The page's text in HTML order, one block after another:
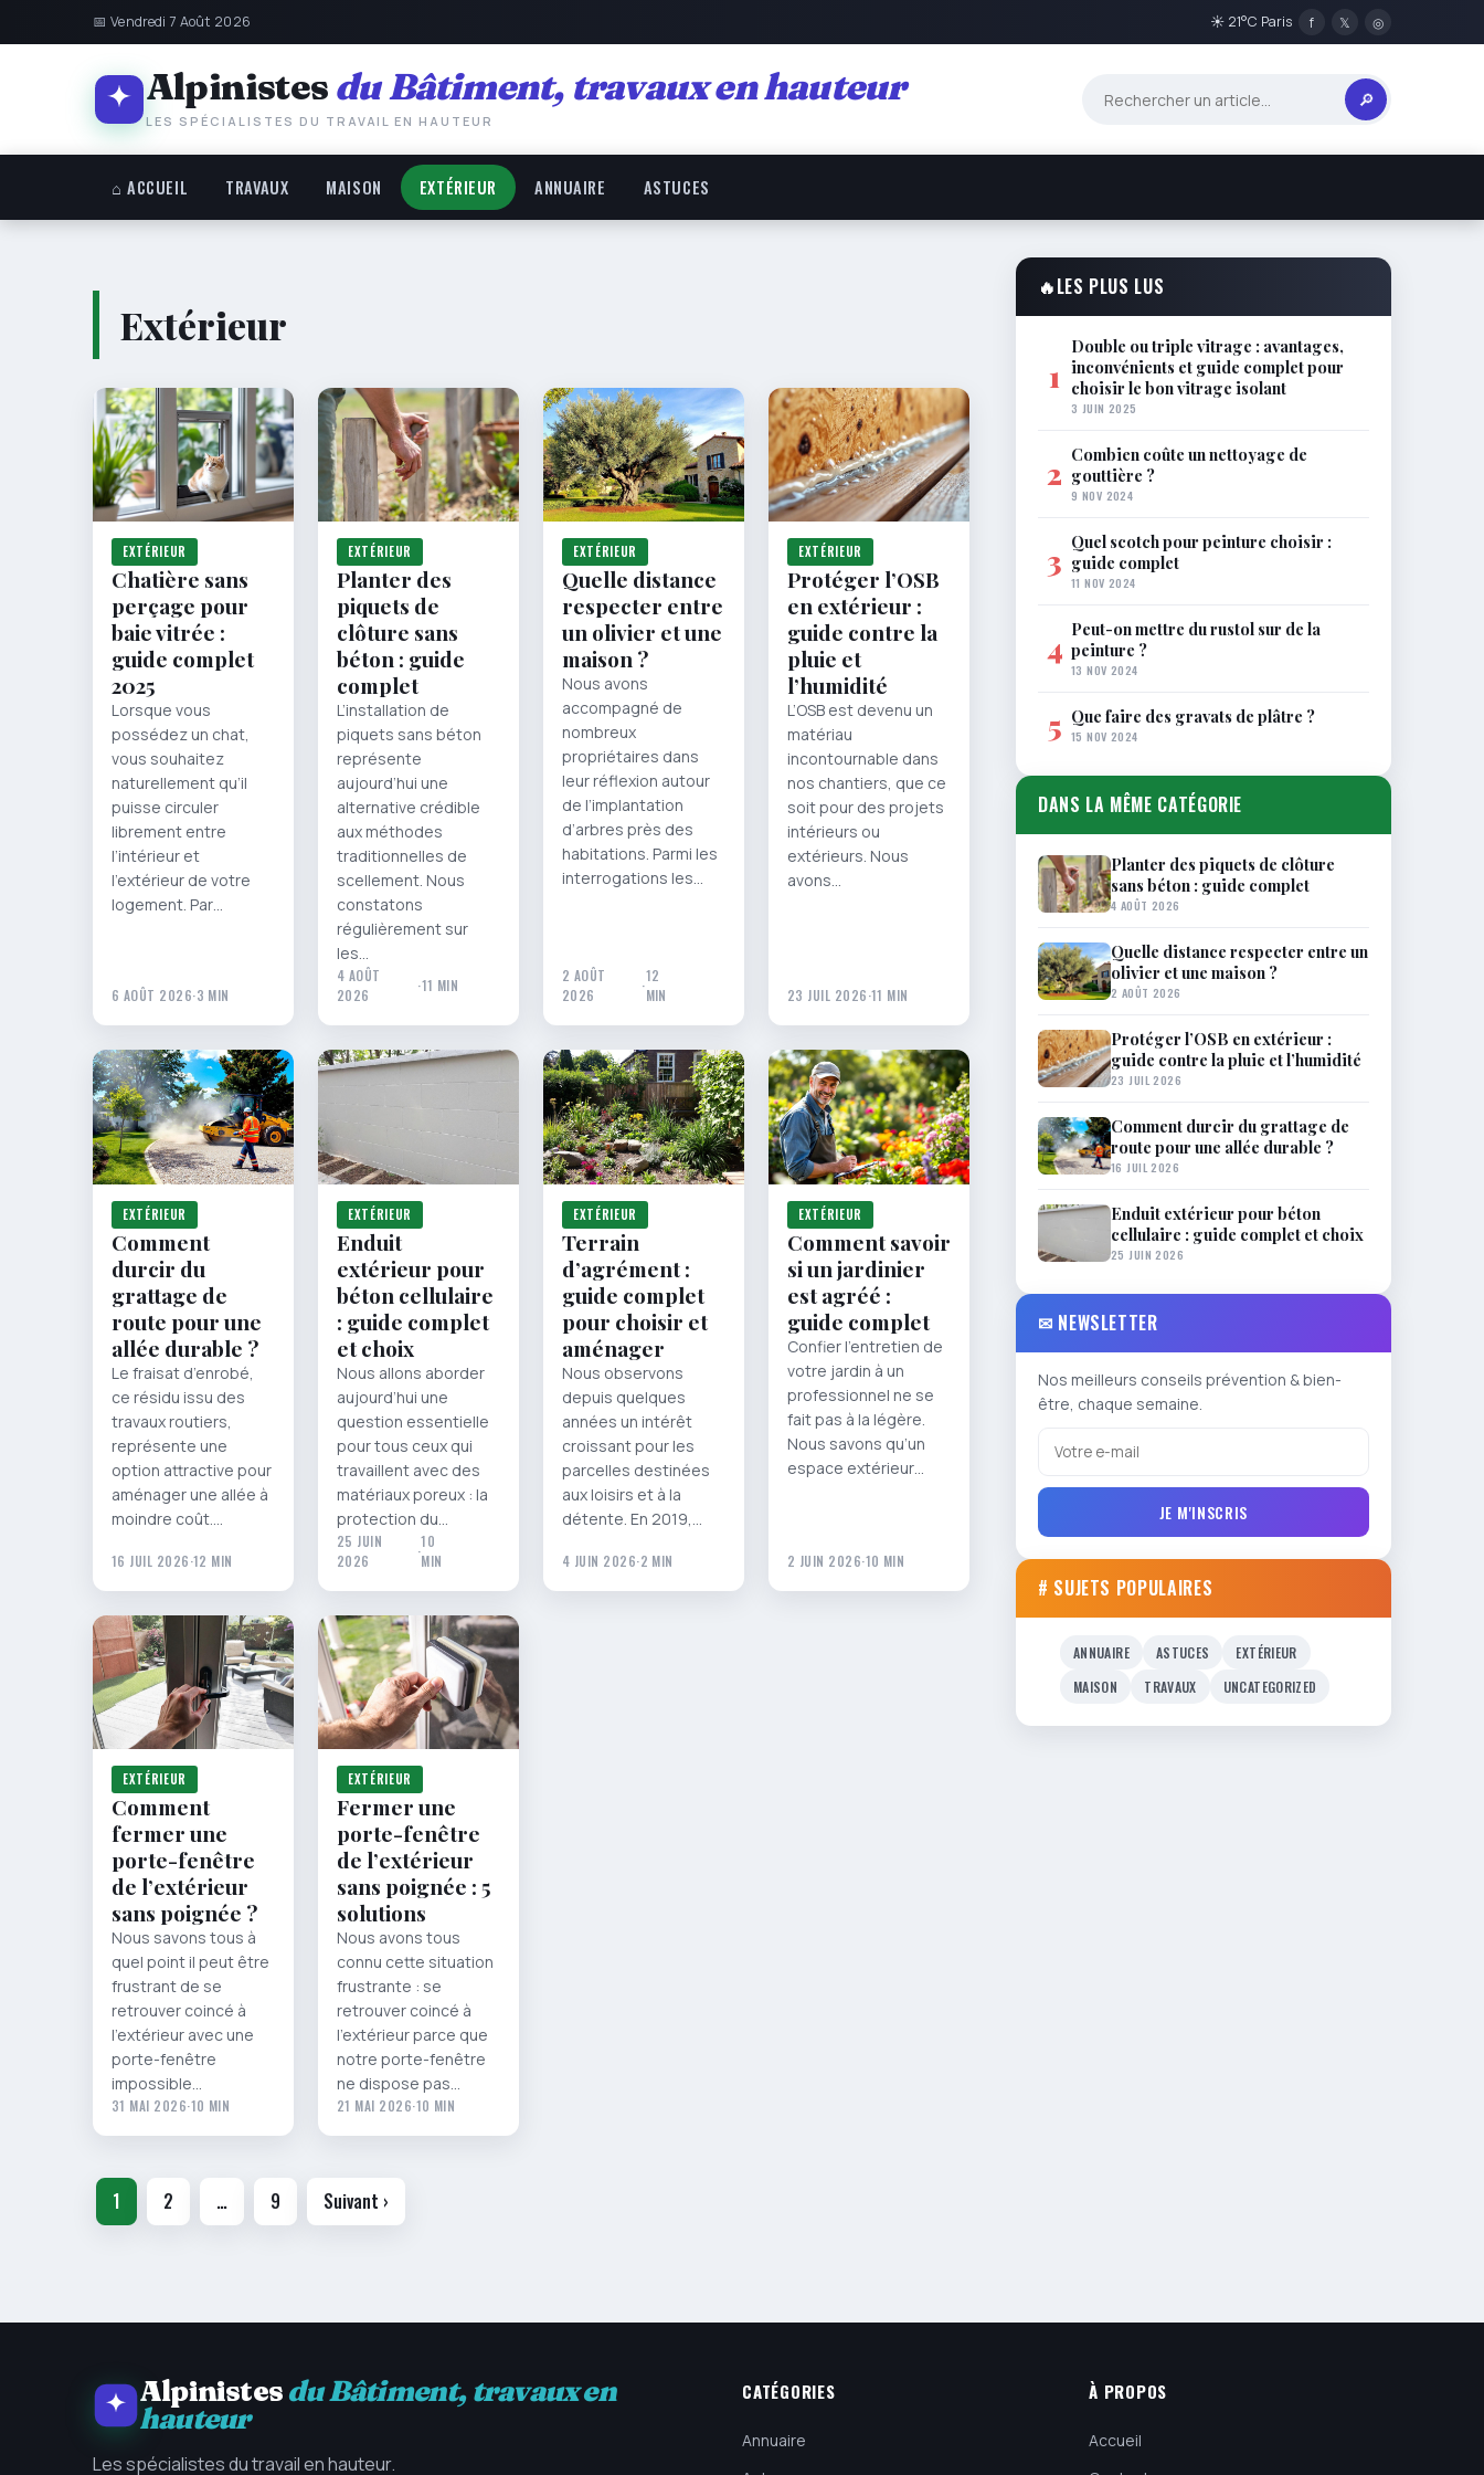
📅 Vendredi 7 Août 2026 ☀ 21°C Paris f 𝕏 ◎
Alpinistes du Bâtiment, travaux en hauteur
LES SPÉCIALISTES DU TRAVAIL EN HAUTEUR
🔎
⌂ ACCUEIL TRAVAUX MAISON EXTÉRIEUR ANNUAIRE ASTUCES
Extérieur
EXTÉRIEUR
Chatière sans
perçage pour
baie vitrée :
guide complet
2025
Lorsque vous
possédez un chat,
vous souhaitez
naturellement qu’il
puisse circuler
librement entre
l’intérieur et
l’extérieur de votre
logement. Par…
6 AOÛT 2026·3 MIN
EXTÉRIEUR
Planter des
piquets de
clôture sans
béton : guide
complet
L’installation de
piquets sans béton
représente
aujourd’hui une
alternative crédible
aux méthodes
traditionnelles de
scellement. Nous
constatons
régulièrement sur
les…
4 AOÛT
2026
·11 MIN
EXTÉRIEUR
Quelle distance
respecter entre
un olivier et une
maison ?
Nous avons
accompagné de
nombreux
propriétaires dans
leur réflexion autour
de l’implantation
d’arbres près des
habitations. Parmi les
interrogations les…
2 AOÛT
2026
·
12
MIN
EXTÉRIEUR
Protéger l’OSB
en extérieur :
guide contre la
pluie et
l’humidité
L’OSB est devenu un
matériau
incontournable dans
nos chantiers, que ce
soit pour des projets
intérieurs ou
extérieurs. Nous
avons…
23 JUIL 2026·11 MIN
EXTÉRIEUR
Comment
durcir du
grattage de
route pour une
allée durable ?
Le fraisat d’enrobé,
ce résidu issu des
travaux routiers,
représente une
option attractive pour
aménager une allée à
moindre coût.…
16 JUIL 2026·12 MIN
EXTÉRIEUR
Enduit
extérieur pour
béton cellulaire
: guide complet
et choix
Nous allons aborder
aujourd’hui une
question essentielle
pour tous ceux qui
travaillent avec des
matériaux poreux : la
protection du…
25 JUIN
2026
·
10
MIN
EXTÉRIEUR
Terrain
d’agrément :
guide complet
pour choisir et
aménager
Nous observons
depuis quelques
années un intérêt
croissant pour les
parcelles destinées
aux loisirs et à la
détente. En 2019,…
4 JUIN 2026·2 MIN
EXTÉRIEUR
Comment savoir
si un jardinier
est agréé :
guide complet
Confier l’entretien de
votre jardin à un
professionnel ne se
fait pas à la légère.
Nous savons qu’un
espace extérieur…
2 JUIN 2026·10 MIN
EXTÉRIEUR
Comment
fermer une
porte-fenêtre
de l’extérieur
sans poignée ?
Nous savons tous à
quel point il peut être
frustrant de se
retrouver coincé à
l’extérieur avec une
porte-fenêtre
impossible…
31 MAI 2026·10 MIN
EXTÉRIEUR
Fermer une
porte-fenêtre
de l’extérieur
sans poignée : 5
solutions
Nous avons tous
connu cette situation
frustrante : se
retrouver coincé à
l’extérieur parce que
notre porte-fenêtre
ne dispose pas…
21 MAI 2026·10 MIN
Pagination
1 2 … 9 Suivant ›
🔥LES PLUS LUS
1
Double ou triple vitrage : avantages,
inconvénients et guide complet pour
choisir le bon vitrage isolant
3 JUIN 2025
2 Combien coûte un nettoyage de
gouttière ?
9 NOV 2024
3 Quel scotch pour peinture choisir :
guide complet
11 NOV 2024
4 Peut-on mettre du rustol sur de la
peinture ?
13 NOV 2024
5 Que faire des gravats de plâtre ?
15 NOV 2024
DANS LA MÊME CATÉGORIE
Planter des piquets de clôture
sans béton : guide complet
4 AOÛT 2026
Quelle distance respecter entre un
olivier et une maison ?
2 AOÛT 2026
Protéger l’OSB en extérieur :
guide contre la pluie et l’humidité
23 JUIL 2026
Comment durcir du grattage de
route pour une allée durable ?
16 JUIL 2026
Enduit extérieur pour béton
cellulaire : guide complet et choix
25 JUIN 2026
✉ NEWSLETTER
Nos meilleurs conseils prévention & bien-
être, chaque semaine.
JE M'INSCRIS
# SUJETS POPULAIRES
ANNUAIRE ASTUCES
EXTÉRIEUR
MAISON
TRAVAUX UNCATEGORIZED
Alpinistesdu Bâtiment, travaux en
hauteur
Les spécialistes du travail en hauteur.
CATÉGORIES
Annuaire
À PROPOS
Accueil